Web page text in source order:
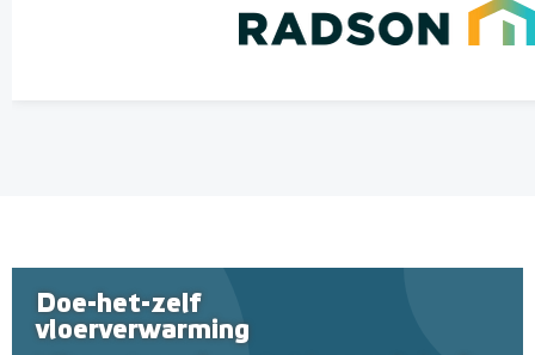
Doe-het-zelf
vloerverwarming